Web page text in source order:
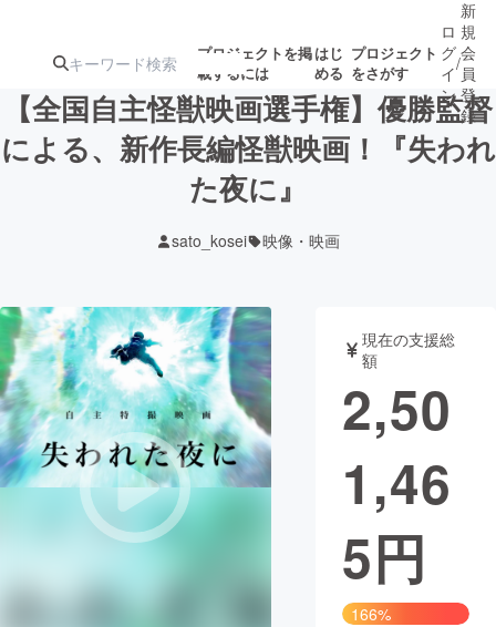
プロジェクトを掲
載するには
はじ
める
プロジェクト
をさがす
注目の新着プロ募集終了が近いプ
テクノロジー・ガジェット
映像・映画 書籍・雑誌
ビジネス・起業 チャレンジ
まちづくり・地域活性化
CAMPFIRE Creation
ロ
グ
イ
ン
/
新
規
会
員
登
録
【全国自主怪獣映画選手権】優勝監督
による、新作長編怪獣映画！『失われ
た夜に』
sato_kosei 映像・映画
現在の支援総
額
2,50
1,46
5円
166%